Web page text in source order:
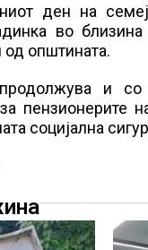
ден на
во
од општината.
и со
пензионерите
социјална